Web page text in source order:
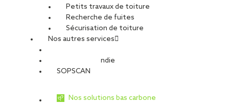
Petits travaux de toiture
Recherche de fuites
Sécurisation de toiture
Nos autres services
Sécurité Incendie
SOPSCAN
Nos solutions bas carbone